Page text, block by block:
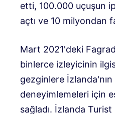
etti, 100.000 uçuşun
açtı ve 10 milyondan
Mart 2021'deki
binlerce izleyicinin
gezginlere
deneyimlemeleri için
sağladı. İzlanda